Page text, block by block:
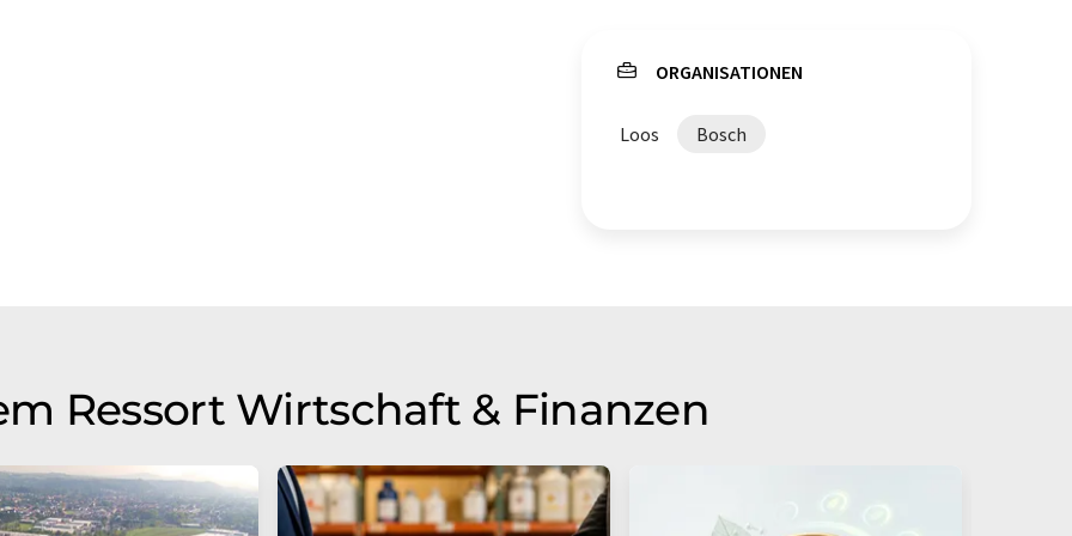
ORGANISATIONEN
Loos Bosch
Ressort Wirtschaft & Finanzen